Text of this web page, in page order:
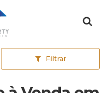
inicial
Filtrar